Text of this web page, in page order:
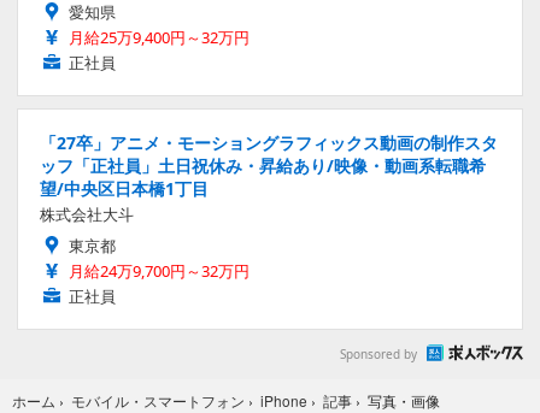
愛知県
月給25万9,400円～32万円
正社員
「27卒」アニメ・モーショングラフィックス動画の制作スタ
ッフ「正社員」土日祝休み・昇給あり/映像・動画系転職希
望/中央区日本橋1丁目
株式会社大斗
東京都
月給24万9,700円～32万円
正社員
Sponsored by
ホーム › モバイル・スマートフォン › iPhone › 記事 › 写真・画像